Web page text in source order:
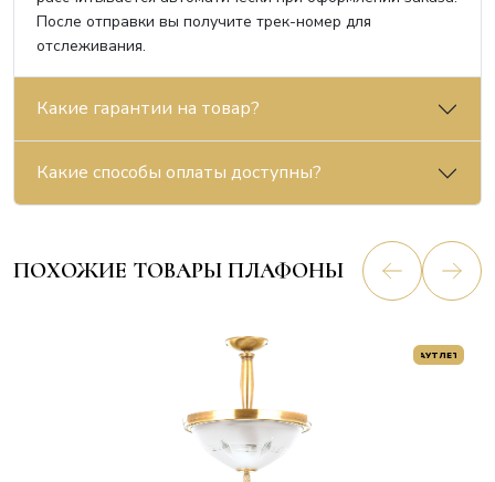
После отправки вы получите трек-номер для
отслеживания.
Какие гарантии на товар?
Какие способы оплаты доступны?
ПОХОЖИЕ ТОВАРЫ ПЛАФОНЫ
АУТЛЕТ